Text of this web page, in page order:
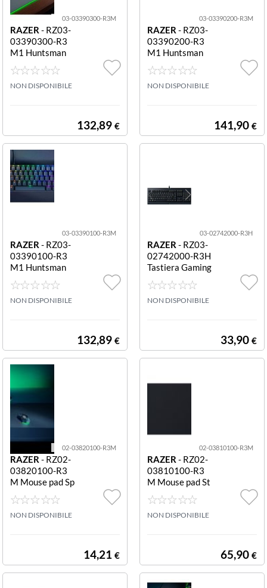
03-03390300-R3M
RAZER - RZ03-
03390300-R3
M1 Huntsman
Mini Mercury Ta
stiera gaming P
urple Switch Us
NON DISPONIBILE
132,89 €
03-03390200-R3M
RAZER - RZ03-
03390200-R3
M1 Huntsman
Mini Tastiera ga
ming Purple Swi
tch Us Rosso Hu
NON DISPONIBILE
141,90 €
03-03390100-R3M
RAZER - RZ03-
03390100-R3
M1 Huntsman
Mini Tastiera ga
ming Purple Swi
tch Us Huntsma
NON DISPONIBILE
132,89 €
03-02742000-R3H
RAZER - RZ03-
02742000-R3H
Tastiera Gaming
Cynosa Lite Lay
out Italiano Ner
o Cynosa Lite - I
NON DISPONIBILE
33,90 €
02-03820100-R3M
RAZER - RZ02-
03820100-R3
M Mouse pad Sp
hex V3 Small ne
ro SPHEX V3 - S
MALL
NON DISPONIBILE
14,21 €
02-03810100-R3M
RAZER - RZ02-
03810100-R3
M Mouse pad St
rider Xxl nero S
TRIDER - XXL
NON DISPONIBILE
65,90 €